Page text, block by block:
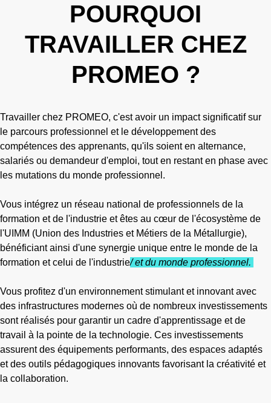
POURQUOI
TRAVAILLER CHEZ
PROMEO ?
Travailler chez PROMEO, c'est avoir un impact significatif sur
le parcours professionnel et le développement des
compétences des apprenants, qu'ils soient en alternance,
salariés ou demandeur d'emploi, tout en restant en phase avec
les mutations du monde professionnel.
Vous intégrez un réseau national de professionnels de la
formation et de l'industrie et êtes au cœur de l'écosystème de
l'UIMM (Union des Industries et Métiers de la Métallurgie),
bénéficiant ainsi d'une synergie unique entre le monde de la
formation et celui de l'industrie/ et du monde professionnel.
Vous profitez d'un environnement stimulant et innovant avec
des infrastructures modernes où de nombreux investissements
sont réalisés pour garantir un cadre d'apprentissage et de
travail à la pointe de la technologie. Ces investissements
assurent des équipements performants, des espaces adaptés
et des outils pédagogiques innovants favorisant la créativité et
la collaboration.